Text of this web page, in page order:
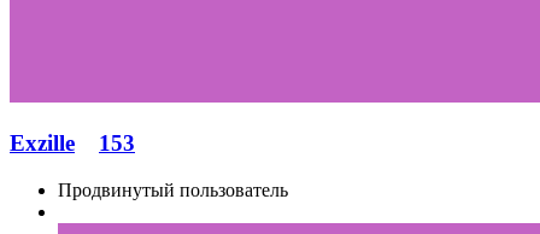
Exzille 153
Продвинутый пользователь